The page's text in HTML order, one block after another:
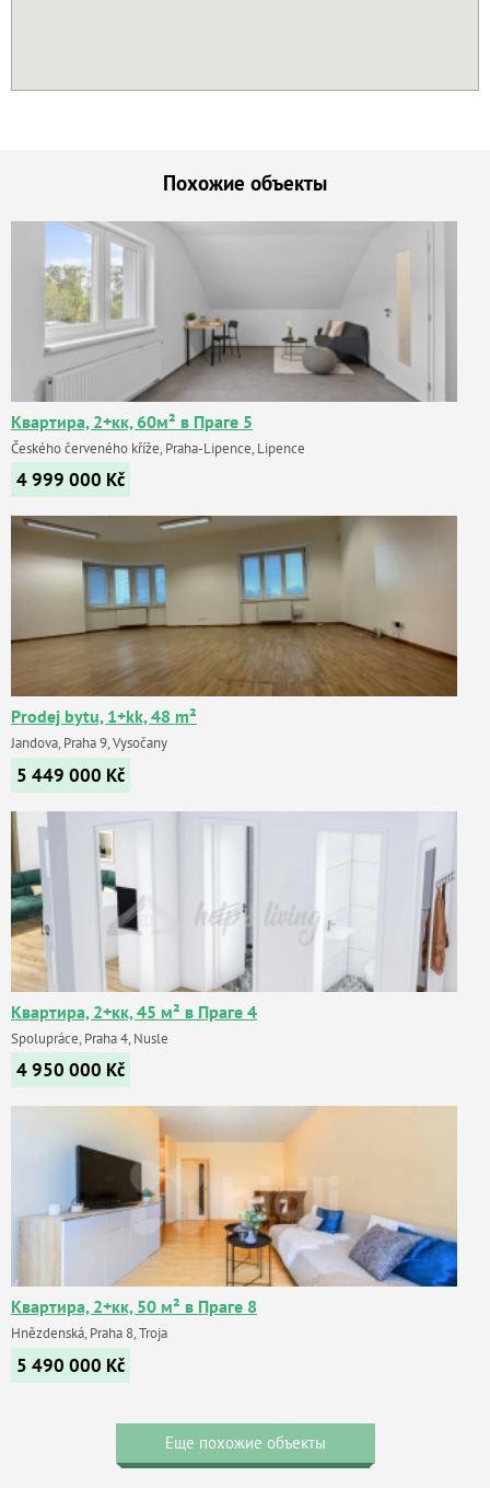
Похожие объекты
Квартира, 2+кк, 60м² в Праге 5
Českého červeného kříže, Praha-Lipence, Lipence
4 999 000 Kč
Prodej bytu, 1+kk, 48 m²
Jandova, Praha 9, Vysočany
5 449 000 Kč
Квартира, 2+кк, 45 м² в Праге 4
Spolupráce, Praha 4, Nusle
4 950 000 Kč
Квартира, 2+кк, 50 м² в Праге 8
Hnězdenská, Praha 8, Troja
5 490 000 Kč
Еще похожие объекты